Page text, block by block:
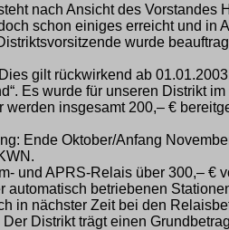
nach Ansicht des
schon einiges erreicht und in
wurde
gilt rückwirkend ab
Es wurde für unseren Distrikt
insgesamt 200,– €
Ende Oktober/Anfang
und APRS-Relais über 300,– €
betriebenen
in nächster Zeit bei den
Distrikt trägt einen